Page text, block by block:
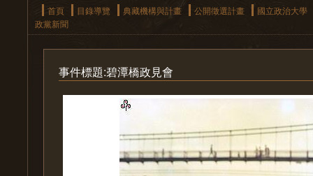
首頁
目錄導覽 典藏機構與計畫 公開徵選計畫
國立政治大學
政黨新聞
事件標題:碧潭橋政見會